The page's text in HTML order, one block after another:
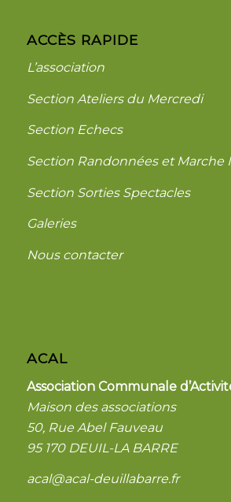
ACCÈS RAPIDE
L’association
Section Ateliers du Mercredi
Section Echecs
Section Randonnées et Marche
Section Sorties Spectacles
Galeries
Nous contacter
ACAL
Association Communale
Maison des associations
50, Rue Abel Fauveau
95 170 DEUIL-LA BARRE
acal@acal-deuillabarre.fr